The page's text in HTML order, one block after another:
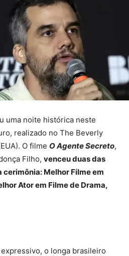
uma noite histórica neste
realizado no The Beverly
O filme O Agente Secreto,
Filho, venceu duas das
Melhor Filme em
Ator em Filme de Drama,
o longa brasileiro